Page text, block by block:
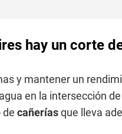
hay un corte
y mantener un
en la intersección
de cañeríasque lleva